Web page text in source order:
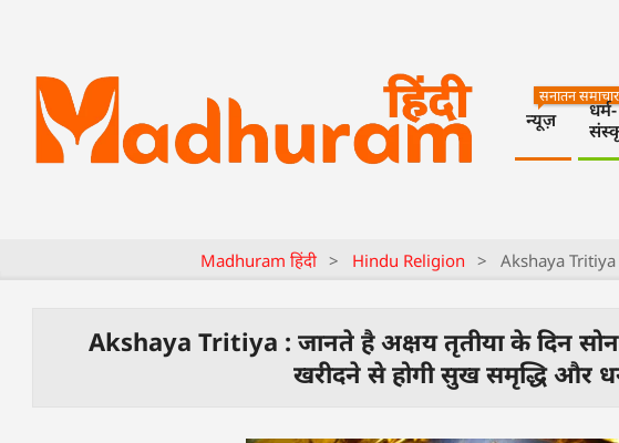
न्यूज़
सनातन समाचार
धर्म-
Madhuram हिंदी > Hindu Religion > Akshaya Tritiya
Akshaya Tritiya : जानते है अक्षय तृतीया के दिन
खरीदने से होगी सुख समृद्धि और